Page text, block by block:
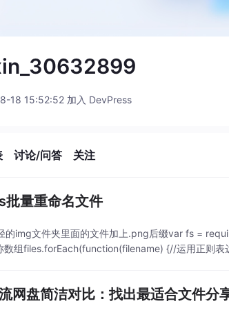
18 15:52:52 加入 DevPress
讨论/问答 关注
量重命名文件
的img文件夹里面的文件加上.png后缀var fs =
数组files.forEach(function(filename) {//运用正则表
网盘简洁对比：找出最适合文件分